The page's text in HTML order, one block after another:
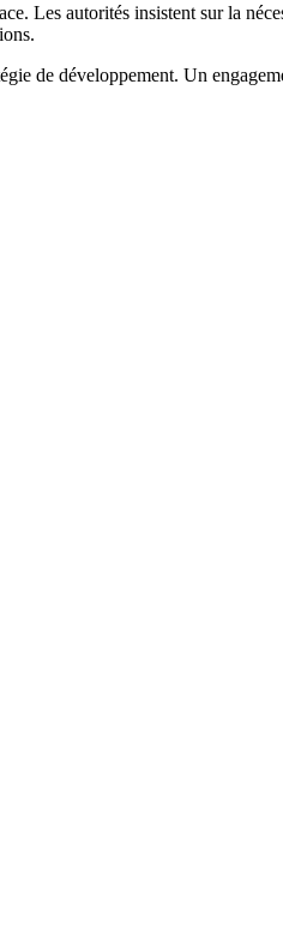
Les autorités insistent sur la
de développement. Un